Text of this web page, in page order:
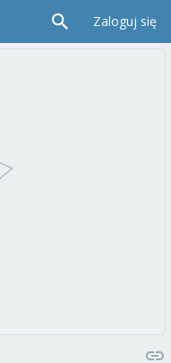
Zaloguj się